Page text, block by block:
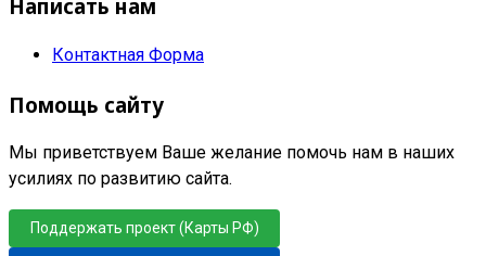
Написать нам
Контактная Форма
Помощь сайту
Мы приветствуем Ваше желание помочь нам в наших
усилиях по развитию сайта.
Поддержать проект (Карты РФ)